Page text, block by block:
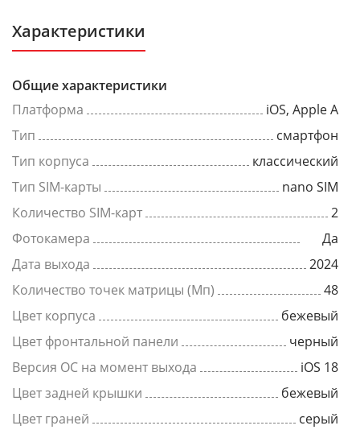
Характеристики
Общие характеристики
Платформа
iOS, Apple A
Тип
смартфон
Тип корпуса
классический
Тип SIM-карты
nano SIM
Количество SIM-карт
2
Фотокамера
Да
Дата выхода
2024
Количество точек матрицы (Мп)
48
Цвет корпуса
бежевый
Цвет фронтальной панели
черный
Версия ОС на момент выхода
iOS 18
Цвет задней крышки
бежевый
Цвет граней
серый